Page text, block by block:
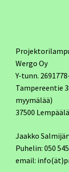
Wergo Oy
Y-tunn.
Tampereentie
myymälää)
37500 Lempäälä
Jaakko
Puhelin: 050
email: